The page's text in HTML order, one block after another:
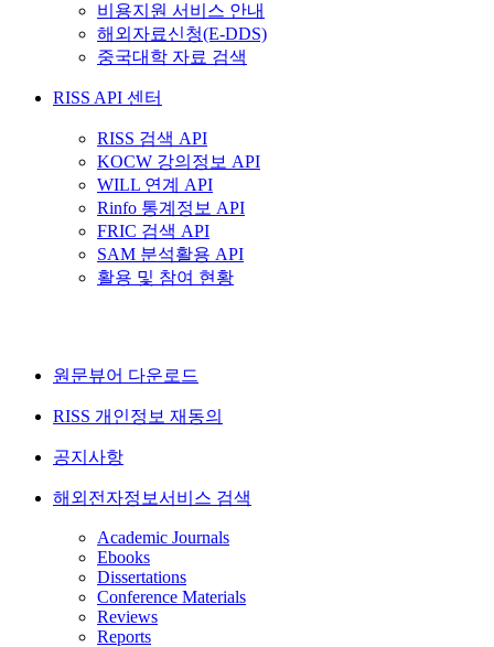
비용지원 서비스 안내
해외자료신청(E-DDS)
중국대학 자료 검색
RISS API 센터
RISS 검색 API
KOCW 강의정보 API
WILL 연계 API
Rinfo 통계정보 API
FRIC 검색 API
SAM 분석활용 API
활용 및 참여 현황
원문뷰어 다운로드
RISS 개인정보 재동의
공지사항
해외전자정보서비스 검색
Academic Journals
Ebooks
Dissertations
Conference Materials
Reviews
Reports